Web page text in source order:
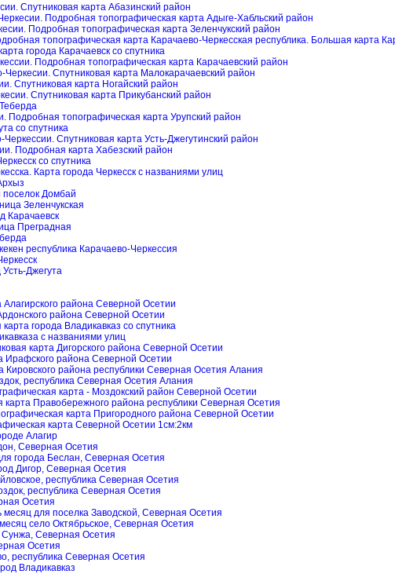
Спутниковая карта Абазинский район
Подробная топографическая карта Адыге-Хабльский район
Подробная топографическая карта Зеленчукский район
топографическая карта Карачаево-Черкесская республика. Большая карта
города Карачаевск со спутника
Подробная топографическая карта Карачаевский район
Спутниковая карта Малокарачаевский район
Спутниковая карта Ногайский район
Спутниковая карта Прикубанский район
Подробная топографическая карта Урупский район
со спутника
Спутниковая карта Усть-Джегутинский район
Подробная карта Хабезский район
со спутника
Карта города Черкесск с названиями улиц
поселок Домбай
Зеленчукская
Карачаевск
Преградная
республика Карачаево-Черкессия
Джегута
района Северной Осетии
района Северной Осетии
города Владикавказ со спутника
с названиями улиц
карта Дигорского района Северной Осетии
Ирафского района Северной Осетии
Кировского района республики Северная Осетия Алания
республика Северная Осетия Алания
карта - Моздокский район Северной Осетии
Правобережного района республики Северная Осетия
карта Пригородного района Северной Осетии
карта Северной Осетии 1см:2км
Алагир
Северная Осетия
города Беслан, Северная Осетия
Дигор, Северная Осетия
республика Северная Осетия
республика Северная Осетия
Осетия
для поселка Заводской, Северная Осетия
село Октябрьское, Северная Осетия
Северная Осетия
Осетия
республика Северная Осетия
Владикавказ